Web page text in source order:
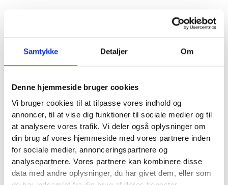
Samtykke Detaljer Om
Denne hjemmeside bruger cookies
Vi bruger cookies til at tilpasse vores indhold og
annoncer, til at vise dig funktioner til sociale medier og til
at analysere vores trafik. Vi deler også oplysninger om
din brug af vores hjemmeside med vores partnere inden
for sociale medier, annonceringspartnere og
analysepartnere. Vores partnere kan kombinere disse
data med andre oplysninger, du har givet dem, eller som
Målet er ikke at kontrollere alt. Målet er at fjerne det,
Landingssiden og formularen: filtrér før du bliver
ringet op
formularen inviterer til spam eller ikke stiller nogen
krav. Og omvendt: en god formular kan hæve
kvaliteten markant, uden at konverteringsraten falder
dramatisk.
Det handler om at skabe en lille smule “friktion” de
rigtige steder. Ikke så meget at du mister rigtige
kunder, men nok til at bots og useriøse henvendelser
falder fra.